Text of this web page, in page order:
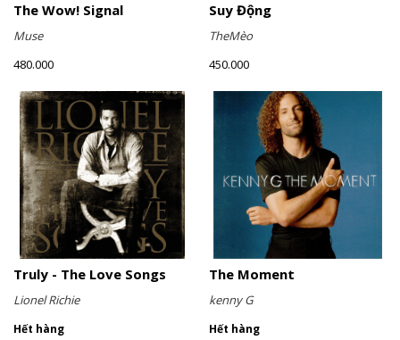
The Wow! Signal
Muse
480.000
Suy Động
TheMèo
450.000
Truly - The Love Songs
Lionel Richie
Hết hàng
The Moment
kenny G
Hết hàng